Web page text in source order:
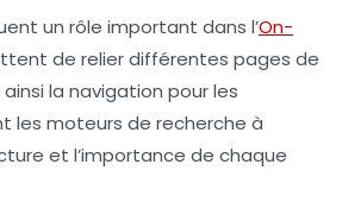
un rôle important dans l’On-
de relier différentes pages de
la navigation pour les
les moteurs de recherche à
et l’importance de chaque